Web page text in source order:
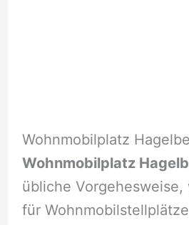
Wohnmobilplatz
Wohnmobilplatz
übliche Vorgehesweise,
für